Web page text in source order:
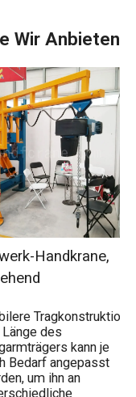
Wir Anbieten
Handkrane,
Tragkonstruktion.
des
kann je
Bedarf angepasst
um ihn an